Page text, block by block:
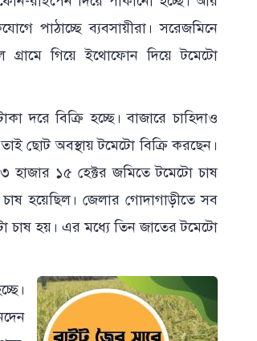
পাঠাচ্ছে ব্যবসায়ীরা। সরেজমিনে
গ্রামে গিয়ে ইথোফোন দিয়ে টমেটো
দরে বিক্রি হচ্ছে। বাজারে চাহিদাও
ছোট অবস্থায় টমেটো বিক্রি করছেন।
হাজার ১৫ হেক্টর জমিতে টমেটো চাষ
হয়েছিল। জেলার গোদাগাড়ীতে সব
চাষ হয়। এর মধ্যে তিন জাতের টমেটো